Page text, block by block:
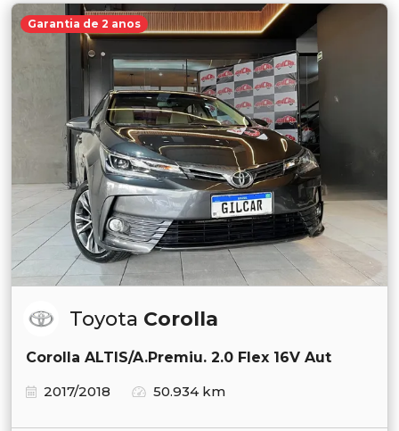
Garantia de 2 anos
Toyota Corolla
Corolla ALTIS/A.Premiu. 2.0 Flex 16V Aut
2017/2018
50.934 km